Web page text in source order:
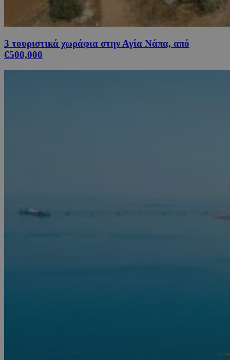
3 τουριστικά χωράφια στην Αγία Νάπα, από
€500,000